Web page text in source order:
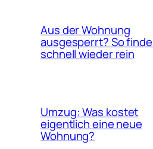
Aus der Wohnung
ausgesperrt? So
schnell wieder rein
Umzug: Was kostet
eigentlich eine neue
Wohnung?